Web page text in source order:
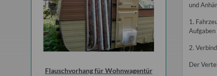
und
1.
2.
Der
Flauschvorhang für Wohnwagentür
Kennzeichen-